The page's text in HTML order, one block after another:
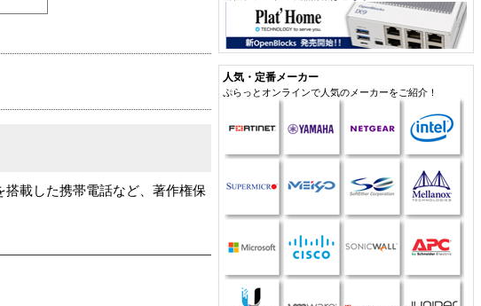
載した携帯電話など、著作権保
人気・定番メーカー
ぷらっとオンラインで人気のメーカーをご紹介！